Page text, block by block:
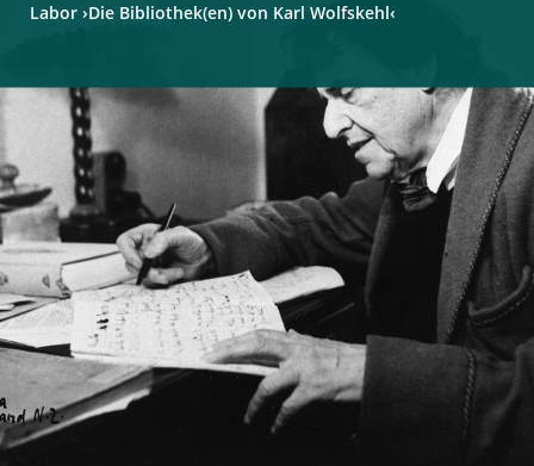
Labor ›Die Bibliothek(en) von Karl Wolfskehl‹